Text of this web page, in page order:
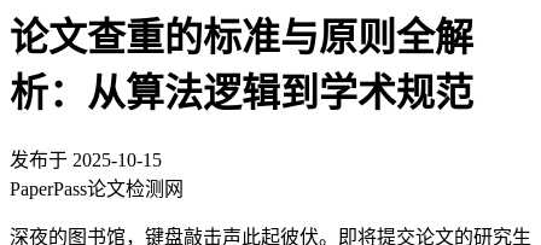
论文查重的标准与原则全解
析：从算法逻辑到学术规范
发布于 2025-10-15
PaperPass论文检测网
深夜的图书馆，键盘敲击声此起彼伏。即将提交论文的研究生